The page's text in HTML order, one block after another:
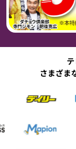
さまざま